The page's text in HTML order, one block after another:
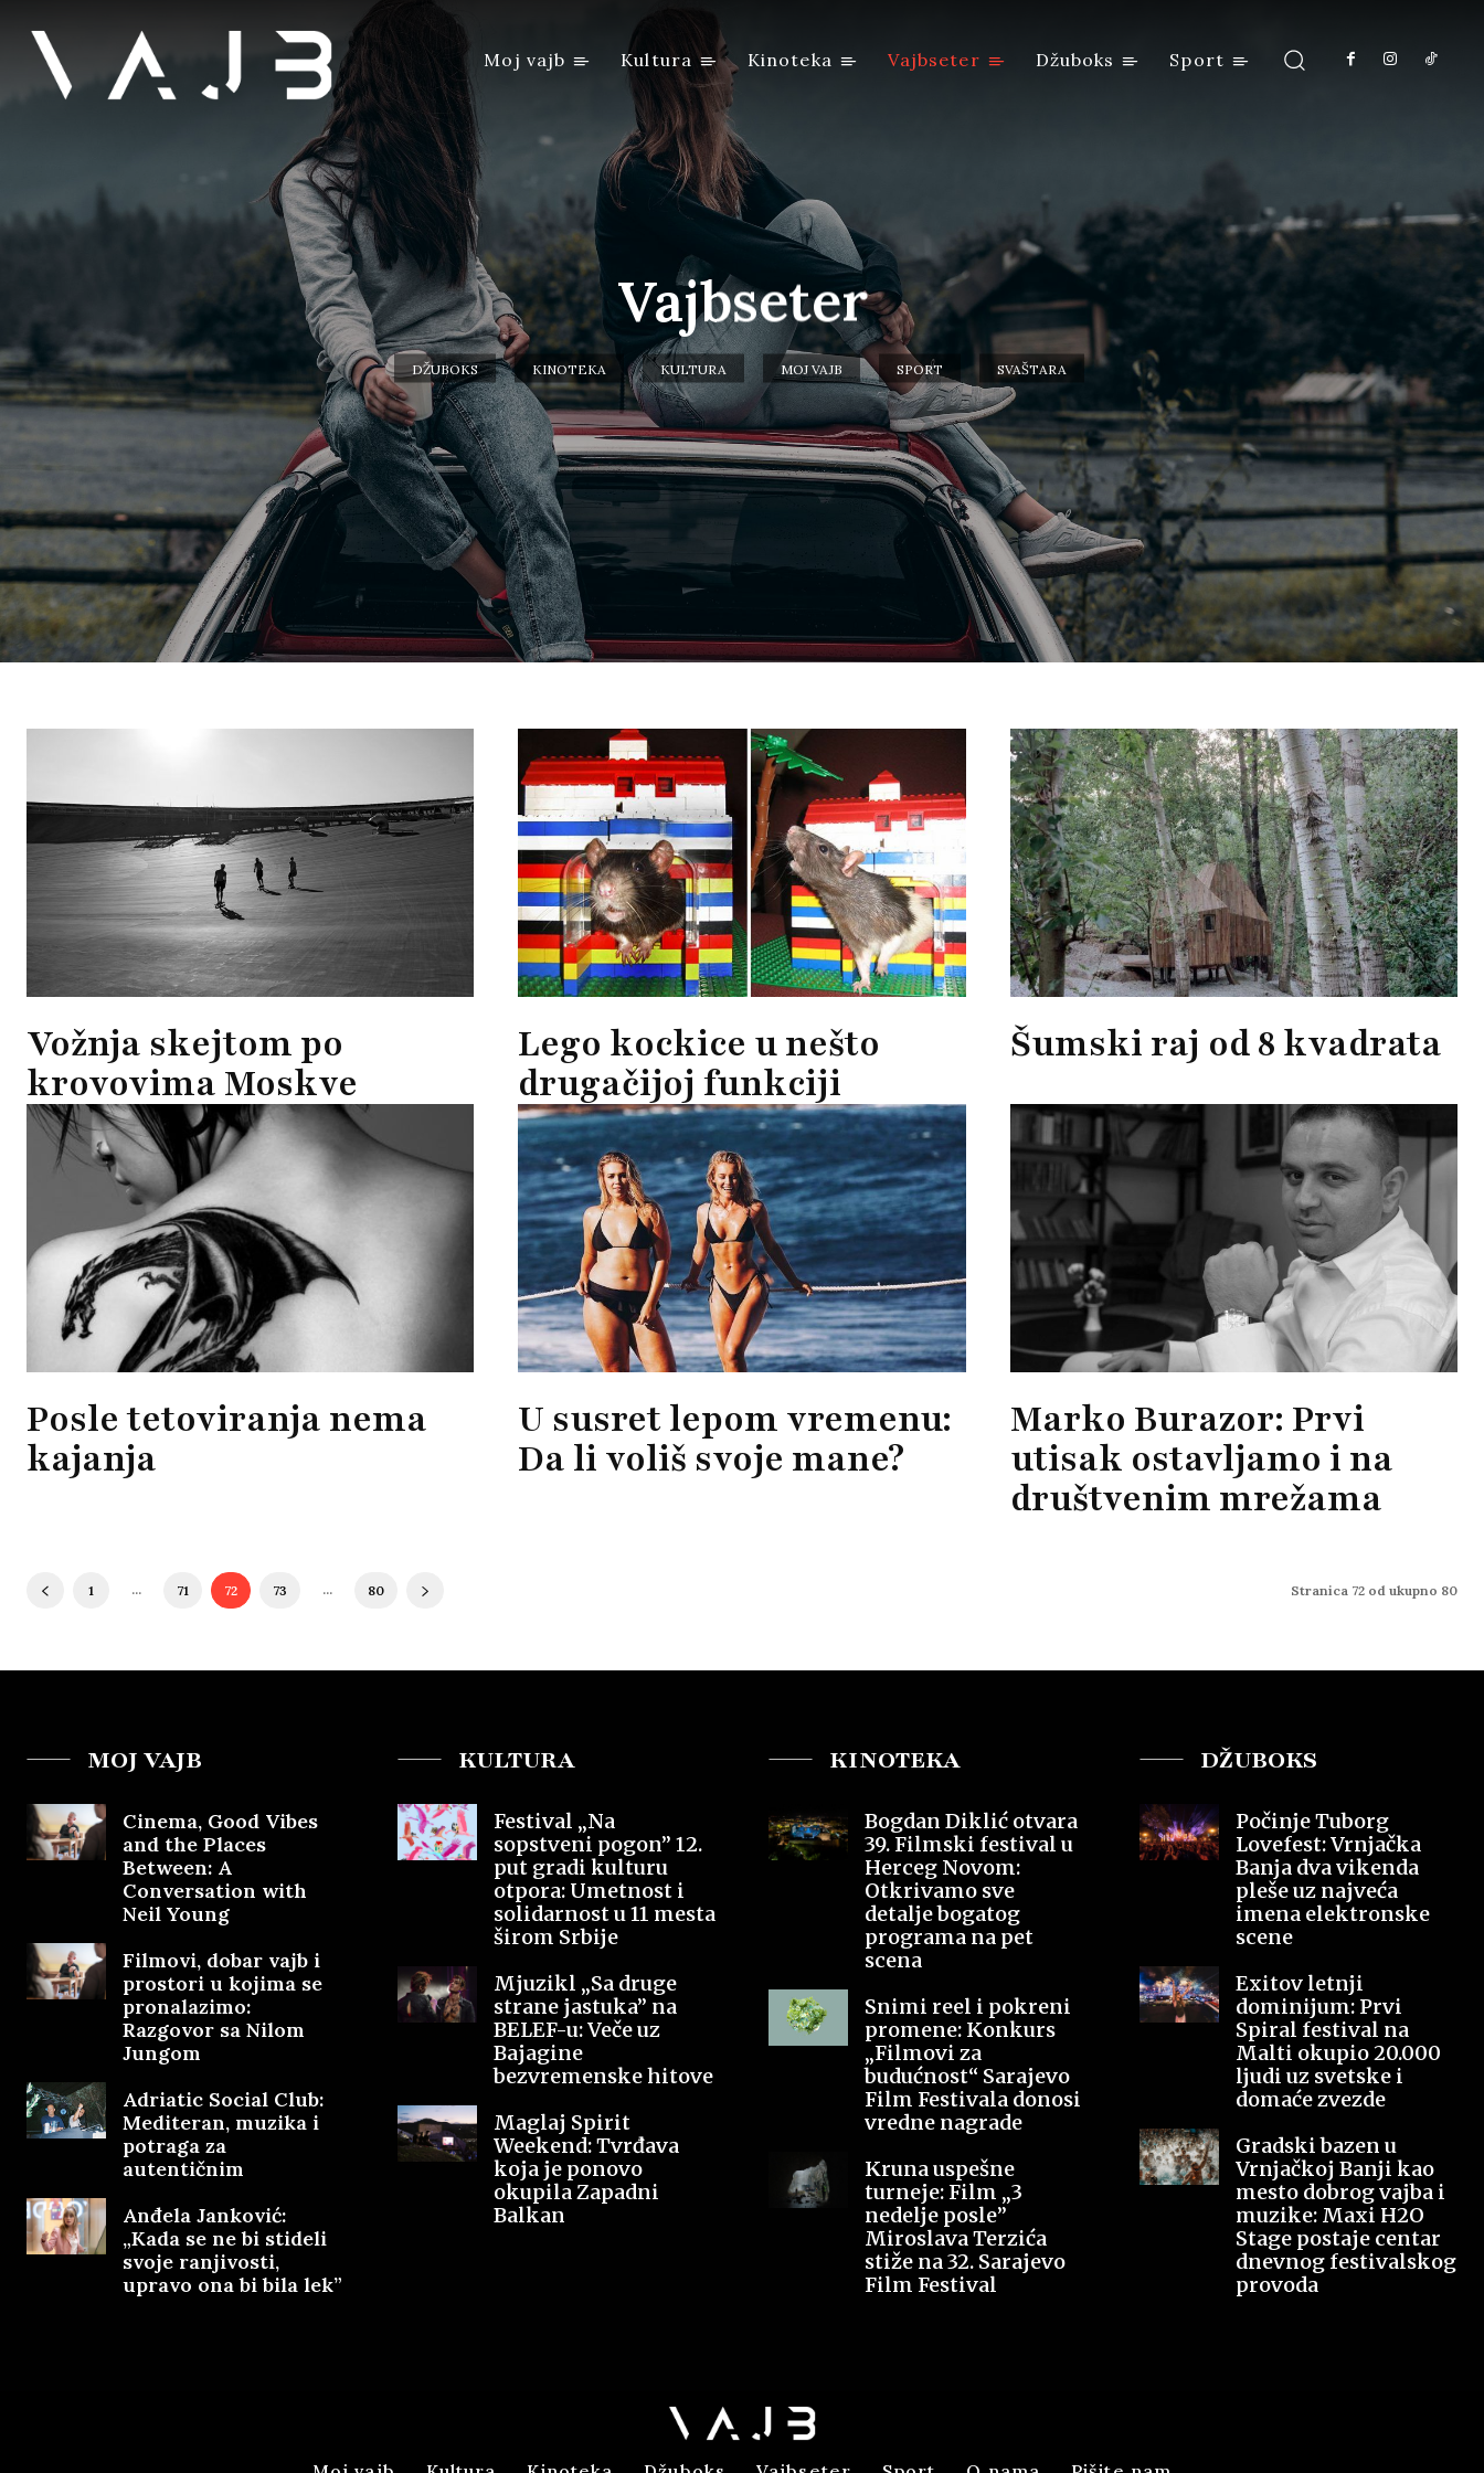
Moj vajb Kultura Kinoteka Vajbseter Džuboks Sport
Vajbseter
DŽUBOKS KINOTEKA KULTURA MOJ VAJB SPORT SVAŠTARA
Vožnja skejtom po
krovovima Moskve
Lego kockice u nešto
drugačijoj funkciji
Šumski raj od 8 kvadrata
Posle tetoviranja nema
kajanja
U susret lepom vremenu:
Da li voliš svoje mane?
Marko Burazor: Prvi
utisak ostavljamo i na
društvenim mrežama
1 ... 71 72 73 ... 80 Stranica 72 od ukupno 80
MOJ VAJB
Cinema, Good Vibes
and the Places
Between: A
Conversation with
Neil Young
Filmovi, dobar vajb i
prostori u kojima se
pronalazimo:
Razgovor sa Nilom
Jungom
Adriatic Social Club:
Mediteran, muzika i
potraga za
autentičnim
Anđela Janković:
„Kada se ne bi stideli
svoje ranjivosti,
upravo ona bi bila lek”
KULTURA
Festival „Na
sopstveni pogon” 12.
put gradi kulturu
otpora: Umetnost i
solidarnost u 11 mesta
širom Srbije
Mjuzikl „Sa druge
strane jastuka” na
BELEF-u: Veče uz
Bajagine
bezvremenske hitove
Maglaj Spirit
Weekend: Tvrđava
koja je ponovo
okupila Zapadni
Balkan
KINOTEKA
Bogdan Diklić otvara
39. Filmski festival u
Herceg Novom:
Otkrivamo sve
detalje bogatog
programa na pet
scena
Snimi reel i pokreni
promene: Konkurs
„Filmovi za
budućnost“ Sarajevo
Film Festivala donosi
vredne nagrade
Kruna uspešne
turneje: Film „3
nedelje posle”
Miroslava Terzića
stiže na 32. Sarajevo
Film Festival
DŽUBOKS
Počinje Tuborg
Lovefest: Vrnjačka
Banja dva vikenda
pleše uz najveća
imena elektronske
scene
Exitov letnji
dominijum: Prvi
Spiral festival na
Malti okupio 20.000
ljudi uz svetske i
domaće zvezde
Gradski bazen u
Vrnjačkoj Banji kao
mesto dobrog vajba i
muzike: Maxi H2O
Stage postaje centar
dnevnog festivalskog
provoda